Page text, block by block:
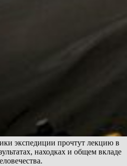
экспедиции прочтут лекцию в
находках и общем вкладе